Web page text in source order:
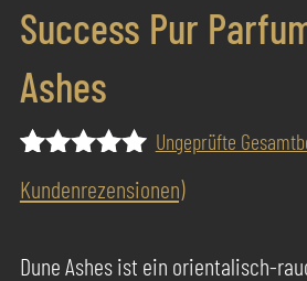
Success Pur
Ashes
Bewertet
mit5.00
auf
11
Ungeprüfte
Kundenrezensionen)
Dune Ashes ist ein orientalisch-